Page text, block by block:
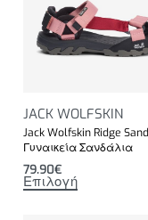
JACK WOLFSKIN
Jack Wolfskin Ridge
Γυναικεία Σανδάλια
79.90€
Επιλογή